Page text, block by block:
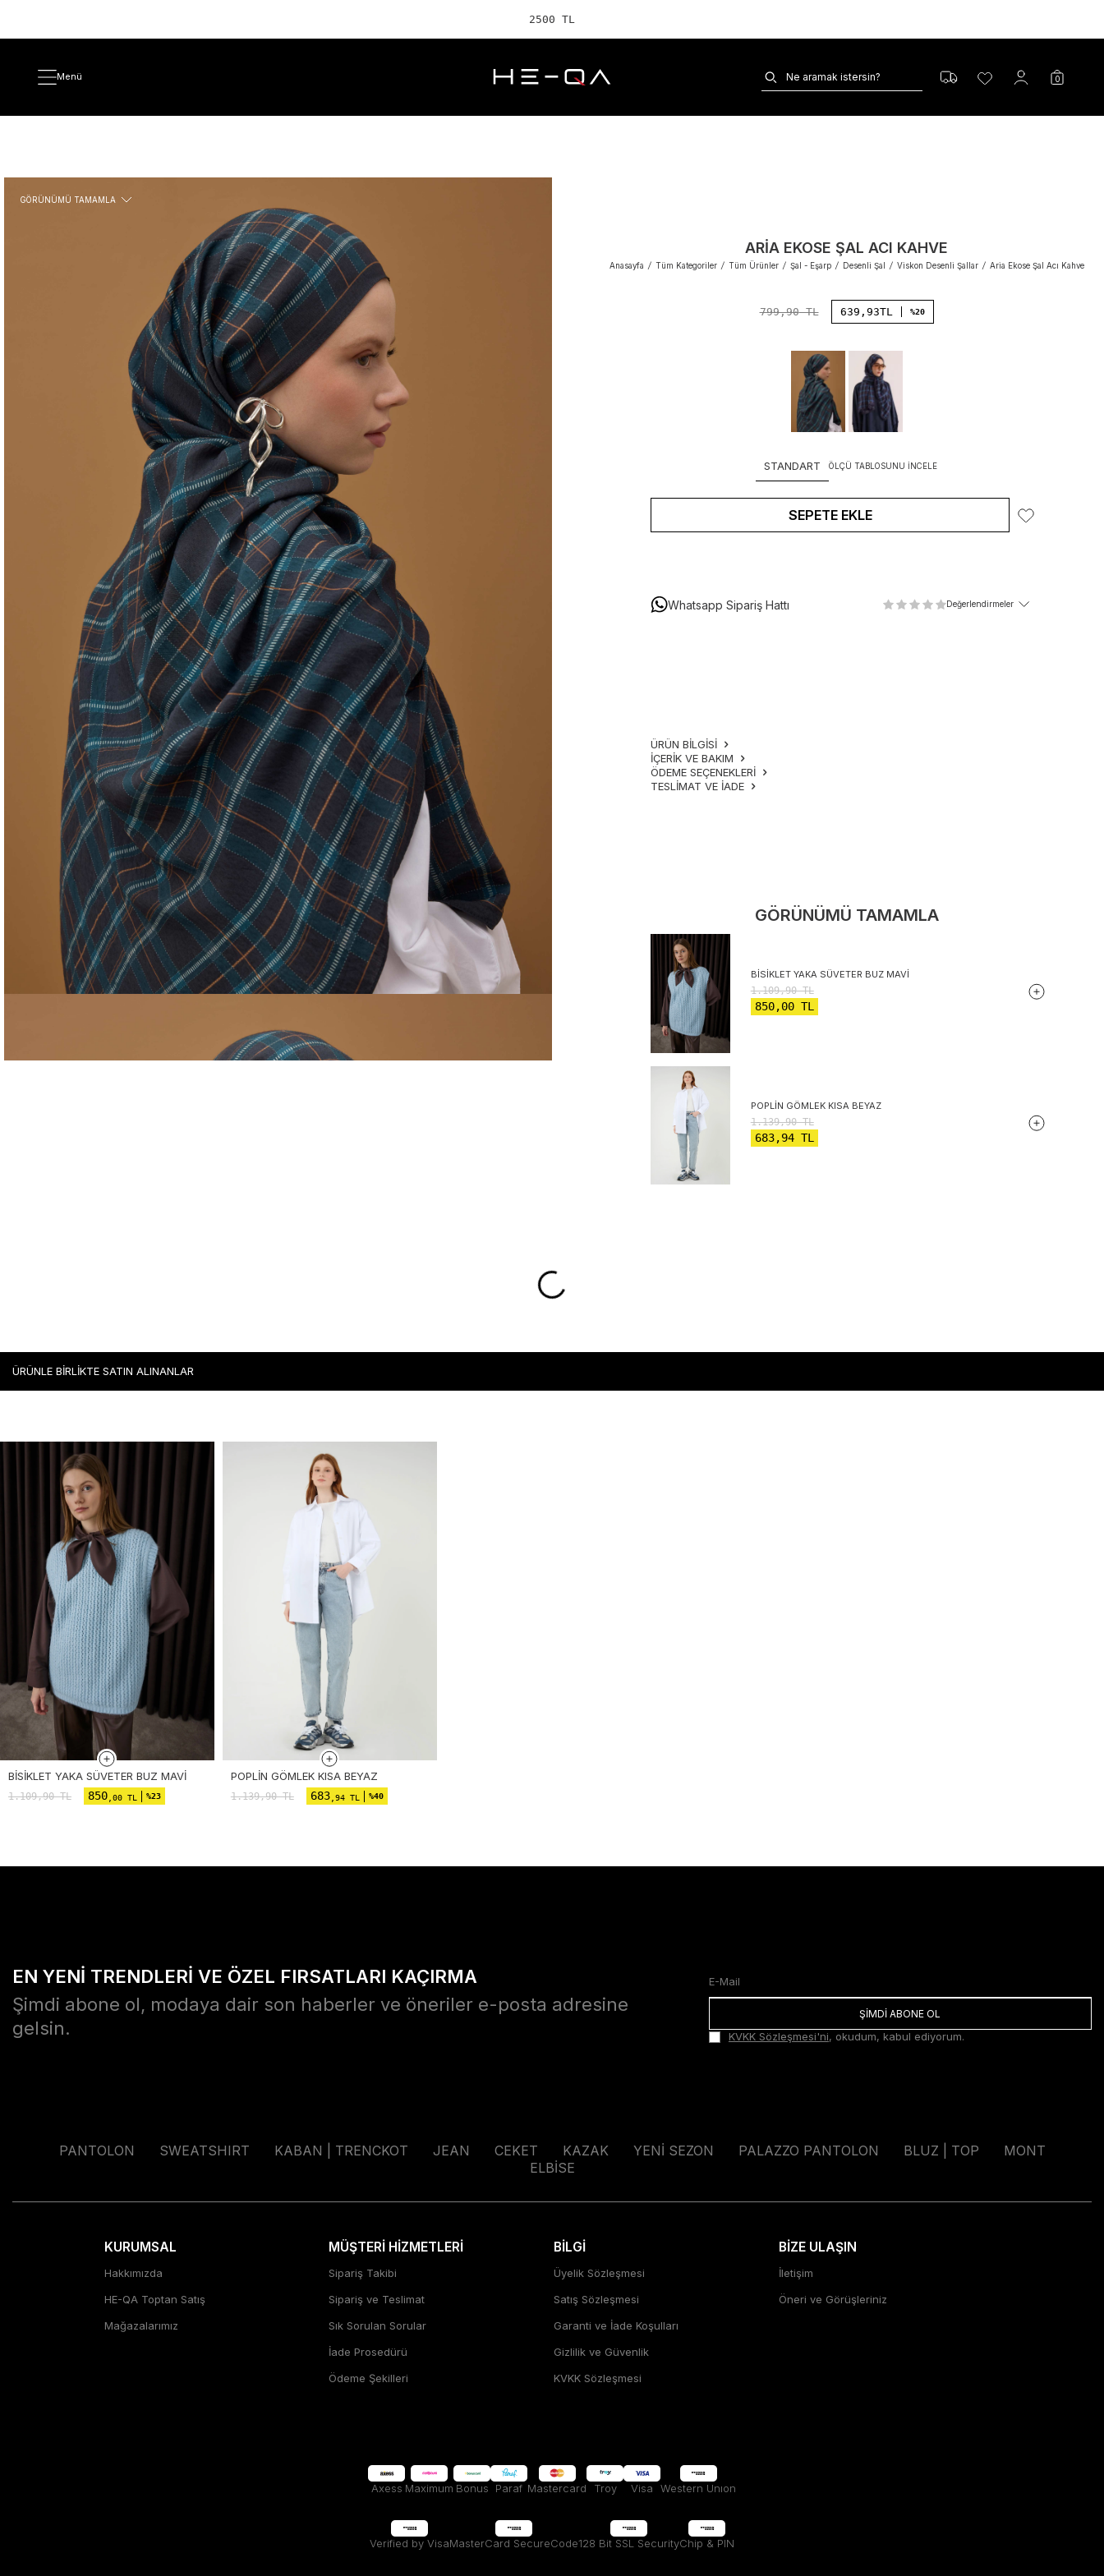
2500 TL ve üzeri
Menü 0
GÖRÜNÜMÜ TAMAMLA
ARIA EKOSE ŞAL ACI KAHVE
Anasayfa / Tüm Kategoriler / Tüm Ürünler / Şal - Eşarp / Desenli Şal / Viskon Desenli Şallar / Aria Ekose Şal Acı Kahve
799,90TL 639,93TL %20
STANDART ÖLÇÜ TABLOSUNU İNCELE
SEPETE EKLE
Whatsapp Sipariş Hattı Değerlendirmeler
ÜRÜN BİLGİSİ
İÇERIK VE BAKIM
ÖDEME SEÇENEKLERI
TESLIMAT VE İADE
GÖRÜNÜMÜ TAMAMLA
BISIKLET YAKA SÜVETER BUZ MAVI
1.109,90TL
850,00TL
POPLIN GÖMLEK KISA BEYAZ
1.139,90TL
683,94TL
ÜRÜNLE BİRLİKTE SATIN ALINANLAR
BISIKLET YAKA SÜVETER BUZ MAVI
1.109,90TL 850,00 TL %23
POPLIN GÖMLEK KISA BEYAZ
1.139,90TL 683,94 TL %40
EN YENİ TRENDLERİ VE ÖZEL FIRSATLARI KAÇIRMA
Şimdi abone ol, modaya dair son haberler ve öneriler e-posta adresine
gelsin.
ŞİMDİ ABONE OL
KVKK Sözleşmesi'ni, okudum, kabul ediyorum.
PANTOLON SWEATSHIRT KABAN | TRENCKOT JEAN CEKET KAZAK YENİ SEZON PALAZZO PANTOLON BLUZ | TOP
MONT
ELBİSE
KURUMSAL
Hakkımızda
HE-QA Toptan Satış
Mağazalarımız
MÜŞTERİ HİZMETLERİ
Sipariş Takibi
Sipariş ve Teslimat
Sık Sorulan Sorular
İade Prosedürü
Ödeme Şekilleri
BİLGİ
Üyelik Sözleşmesi
Satış Sözleşmesi
Garanti ve İade Koşulları
Gizlilik ve Güvenlik
KVKK Sözleşmesi
BİZE ULAŞIN
İletişim
Öneri ve Görüşleriniz
Axess Maximum Bonus Paraf Mastercard Troy Visa Western Unıon
Verified by VisaMasterCard SecureCode128 Bit SSL SecurityChip & PIN